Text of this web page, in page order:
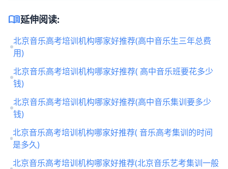
menu_book延伸阅读:
北京音乐高考培训机构哪家好推荐(高中音乐生三年总费
用)
北京音乐高考培训机构哪家好推荐( 高中音乐班要花多少
钱)
北京音乐高考培训机构哪家好推荐(高中音乐集训要多少
钱)
北京音乐高考培训机构哪家好推荐( 音乐高考集训的时间
是多久)
北京音乐高考培训机构哪家好推荐(北京音乐艺考集训一般